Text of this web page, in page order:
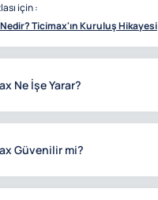
için :
Ticimax'ın Kuruluş Hikayesi
Ne İşe Yarar?
Güvenilir mi?